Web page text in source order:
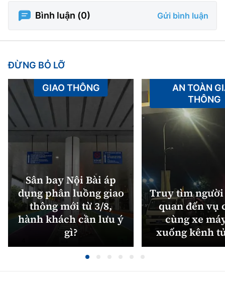
Bình luận (0) Gửi bình luận
ĐỪNG BỎ LỠ
Sân bay Nội Bài áp
dụng phân luồng giao
thông mới từ 3/8,
hành khách cần lưu ý
gì?
GIAO THÔNG
Truy tìm
quan đến vụ
cùng xe
xuống kênh
AN TOÀN
THÔNG